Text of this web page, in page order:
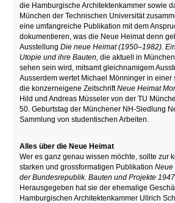
die Hamburgische Architektenkammer sowie
München der Technischen Universität
eine umfangreiche Publikation mit dem
dokumentieren, was die Neue Heimat denn
AusstellungDie neue Heimat (1950–1982).
Utopie und ihre Bauten,die aktuell in
sehen sein wird, mitsamt gleichnamigem
Ausserdem wertet Michael Mönninger in einer
die konzerneigene ZeitschriftNeue Heimat
Hild und Andreas Müsseler von der TU
50. Geburtstag der Münchener NH-Siedlung
Sammlung von studentischen Arbeiten.
Alles über die Neue Heimat
Wer es ganz genau wissen möchte, sollte zur
starken und grossformatigen PublikationNeue
der Bundesrepublik. Bauten und Projekte
Herausgegeben hat sie der ehemalige
Hamburgischen Architektenkammer Ullrich